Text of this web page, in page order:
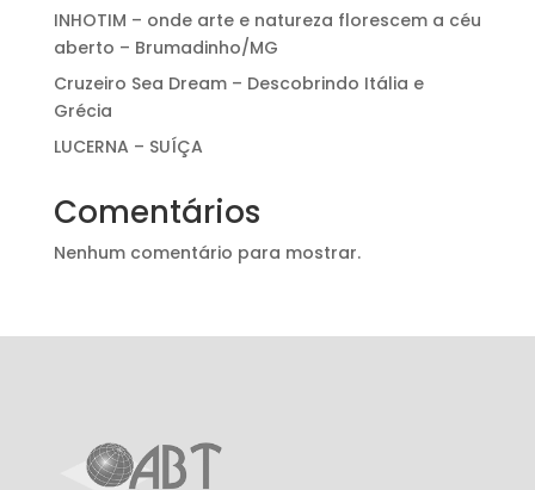
INHOTIM – onde arte e natureza florescem a céu
aberto – Brumadinho/MG
Cruzeiro Sea Dream – Descobrindo Itália e
Grécia
LUCERNA – SUÍÇA
Comentários
Nenhum comentário para mostrar.